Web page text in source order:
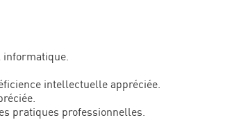
informatique.
intellectuelle appréciée.
pratiques professionnelles.